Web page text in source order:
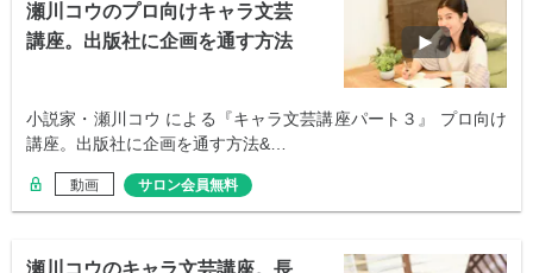
瀬川コウのプロ向けキャラ文芸
講座。出版社に企画を通す方法
小説家・瀬川コウ による『キャラ文芸講座パート３』 プロ向け
講座。出版社に企画を通す方法&…
動画 サロン会員無料